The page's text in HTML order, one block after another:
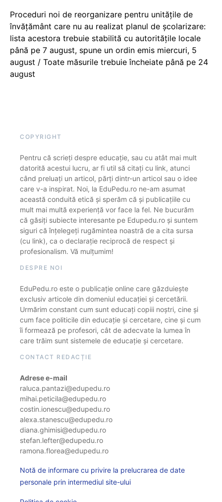
Proceduri noi de reorganizare pentru unitățile de
învățământ care nu au realizat planul de școlarizare:
lista acestora trebuie stabilită cu autoritățile locale
până pe 7 august, spune un ordin emis miercuri, 5
august / Toate măsurile trebuie încheiate până pe 24
august
COPYRIGHT
Pentru că scrieți despre educație, sau cu atât mai mult
datorită acestui lucru, ar fi util să citați cu link, atunci
când preluați un articol, părți dintr-un articol sau o idee
care v-a inspirat. Noi, la EduPedu.ro ne-am asumat
această conduită etică și sperăm că și publicațiile cu
mult mai multă experiență vor face la fel. Ne bucurăm
că găsiți subiecte interesante pe Edupedu.ro și suntem
siguri că înțelegeți rugămintea noastră de a cita sursa
(cu link), ca o declarație reciprocă de respect și
profesionalism. Vă mulțumim!
DESPRE NOI
EduPedu.ro este o publicație online care găzduiește
exclusiv articole din domeniul educației și cercetării.
Urmărim constant cum sunt educați copiii noștri, cine și
cum face politicile din educație și cercetare, cine și cum
îi formează pe profesori, cât de adecvate la lumea în
care trăim sunt sistemele de educație și cercetare.
CONTACT REDACȚIE
Adrese e-mail
raluca.pantazi@edupedu.ro
mihai.peticila@edupedu.ro
costin.ionescu@edupedu.ro
alexa.stanescu@edupedu.ro
diana.ghimisi@edupedu.ro
stefan.lefter@edupedu.ro
ramona.florea@edupedu.ro
Notă de informare cu privire la prelucrarea de date
personale prin intermediul site-ului